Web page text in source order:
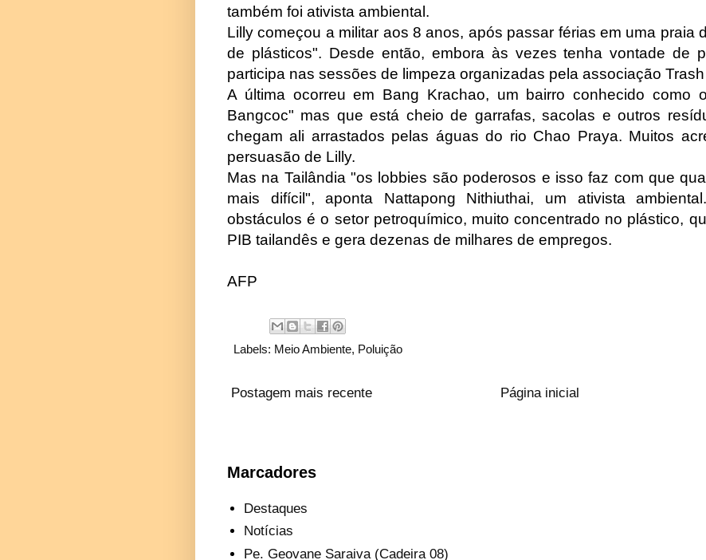
também foi ativista ambiental.
Lilly começou a militar aos 8 anos, após passar férias em uma praia
de plásticos". Desde então, embora às vezes tenha vontade de
participa nas sessões de limpeza organizadas pela associação
A última ocorreu em Bang Krachao, um bairro conhecido como
Bangcoc" mas que está cheio de garrafas, sacolas e outros
chegam ali arrastados pelas águas do rio Chao Praya. Muitos
persuasão de Lilly.
Mas na Tailândia "os lobbies são poderosos e isso faz com que
mais difícil", aponta Nattapong Nithiuthai, um ativista
obstáculos é o setor petroquímico, muito concentrado no plástico,
PIB tailandês e gera dezenas de milhares de empregos.
AFP
Labels: Meio Ambiente, Poluição
Postagem mais recente Página inicial
Marcadores
Destaques
Notícias
Pe. Geovane Saraiva (Cadeira 08)